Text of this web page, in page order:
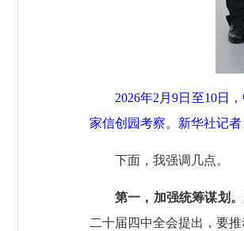
2026年2月9日至10日
家信创园考察。新华社记
下面，我强调几点。
第一，加强统筹谋划。
二十届四中全会提出，要